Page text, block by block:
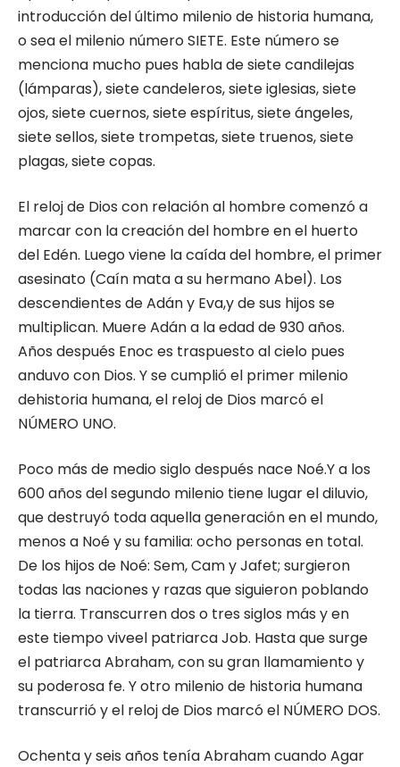
introducción del último milenio de historia humana,
o sea el milenio número SIETE. Este número se
menciona mucho pues habla de siete candilejas
(lámparas), siete candeleros, siete iglesias, siete
ojos, siete cuernos, siete espíritus, siete ángeles,
siete sellos, siete trompetas, siete truenos, siete
plagas, siete copas.
El reloj de Dios con relación al hombre comenzó a
marcar con la creación del hombre en el huerto
del Edén. Luego viene la caída del hombre, el primer
asesinato (Caín mata a su hermano Abel). Los
descendientes de Adán y Eva,y de sus hijos se
multiplican. Muere Adán a la edad de 930 años.
Años después Enoc es traspuesto al cielo pues
anduvo con Dios. Y se cumplió el primer milenio
dehistoria humana, el reloj de Dios marcó el
NÚMERO UNO.
Poco más de medio siglo después nace Noé.Y a los
600 años del segundo milenio tiene lugar el diluvio,
que destruyó toda aquella generación en el mundo,
menos a Noé y su familia: ocho personas en total.
De los hijos de Noé: Sem, Cam y Jafet; surgieron
todas las naciones y razas que siguieron poblando
la tierra. Transcurren dos o tres siglos más y en
este tiempo viveel patriarca Job. Hasta que surge
el patriarca Abraham, con su gran llamamiento y
su poderosa fe. Y otro milenio de historia humana
transcurrió y el reloj de Dios marcó el NÚMERO DOS.
Ochenta y seis años tenía Abraham cuando Agar